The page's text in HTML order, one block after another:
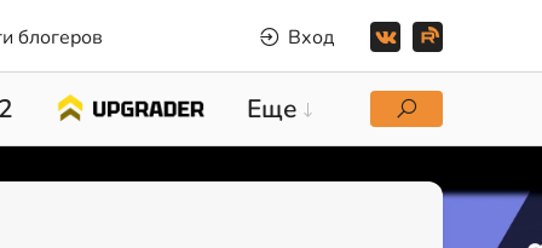
блогеров Вход
Еще